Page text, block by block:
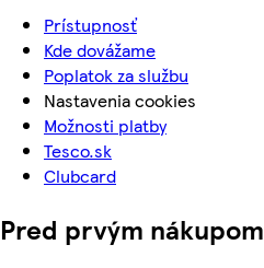
Prístupnosť
Kde dovážame
Poplatok za službu
Nastavenia cookies
Možnosti platby
Tesco.sk
Clubcard
Pred prvým nákupom